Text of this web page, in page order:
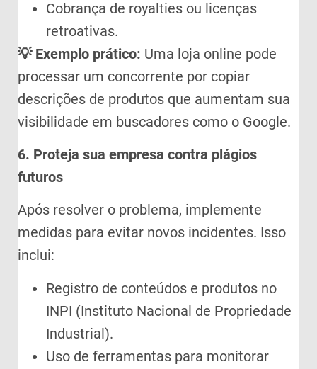
Cobrança de royalties ou licenças
retroativas.
💡 Exemplo prático: Uma loja online pode
processar um concorrente por copiar
descrições de produtos que aumentam sua
visibilidade em buscadores como o Google.
6. Proteja sua empresa contra plágios
futuros
Após resolver o problema, implemente
medidas para evitar novos incidentes. Isso
inclui:
Registro de conteúdos e produtos no
INPI (Instituto Nacional de Propriedade
Industrial).
Uso de ferramentas para monitorar